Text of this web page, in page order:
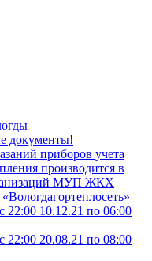
документы!
приборов учета
производится в
МУП ЖКХ
22:00 10.12.21 по 06:00
22:00 20.08.21 по 08:00